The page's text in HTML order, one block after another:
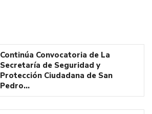
Continúa Convocatoria de La
Secretaría de Seguridad y
Protección Ciudadana de San
Pedro…